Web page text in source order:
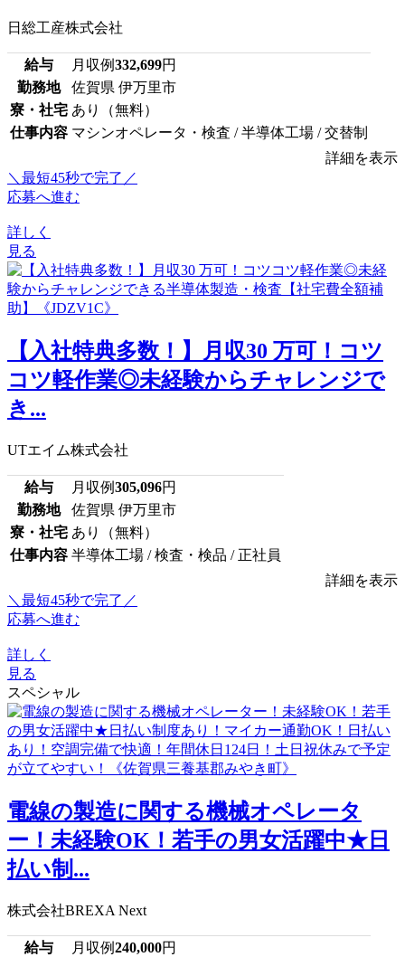
日総工産株式会社
給与 月収例332,699円
勤務地
佐賀県 伊万里市
寮・社宅 あり（無料）
仕事内容 マシンオペレータ・検査 / 半導体工場 / 交替制
詳細を表示
＼最短45秒で完了／
応募へ進む
詳しく
見る
【入社特典多数！】月収30 万可！コツ
コツ軽作業◎未経験からチャレンジで
き...
UTエイム株式会社
給与 月収例305,096円
勤務地
佐賀県 伊万里市
寮・社宅 あり（無料）
仕事内容 半導体工場 / 検査・検品 / 正社員
詳細を表示
＼最短45秒で完了／
応募へ進む
詳しく
見る
スペシャル
電線の製造に関する機械オペレータ
ー！未経験OK！若手の男女活躍中★日
払い制...
株式会社BREXA Next
給与 月収例240,000円